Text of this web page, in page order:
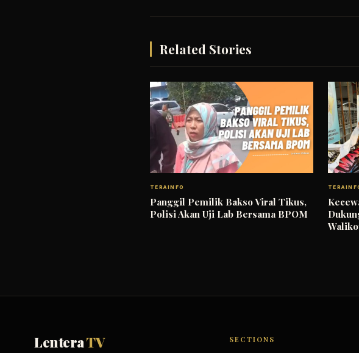
Related Stories
TERAINFO
Panggil Pemilik Bakso Viral Tikus,
Polisi Akan Uji Lab Bersama BPOM
LenteraTV SECTIONS